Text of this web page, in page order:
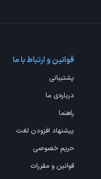
قوانین و ارتباط با ما
پشتیبانی
درباره‌ی ما
راهنما
پیشنهاد افزودن لغت
حریم خصوصی
قوانین و مقررات